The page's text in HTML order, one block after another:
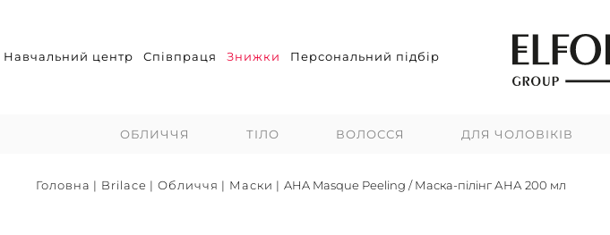
Навчальний центр Співпраця Знижки Персональний підбір
ОБЛИЧЧЯ ТІЛО ВОЛОССЯ ДЛЯ ЧОЛОВІКІВ
Головна | Brilace | Обличчя | Маски | AHA Masque Peeling / Маска-пілінг АНА 200 мл